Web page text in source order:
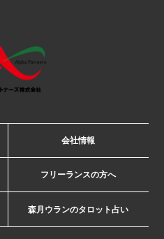
会社情報
フリーランスの方へ
森月ウランのタロット占い